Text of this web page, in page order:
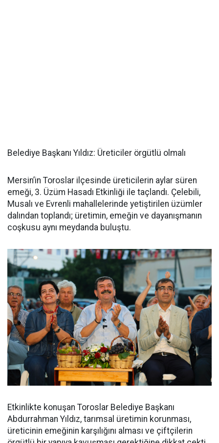
Belediye Başkanı Yıldız: Üreticiler örgütlü olmalı
Mersin’in Toroslar ilçesinde üreticilerin aylar süren
emeği, 3. Üzüm Hasadı Etkinliği ile taçlandı. Çelebili,
Musalı ve Evrenli mahallelerinde yetiştirilen üzümler
dalından toplandı; üretimin, emeğin ve dayanışmanın
coşkusu aynı meydanda buluştu.
Etkinlikte konuşan Toroslar Belediye Başkanı
Abdurrahman Yıldız, tarımsal üretimin korunması,
üreticinin emeğinin karşılığını alması ve çiftçilerin